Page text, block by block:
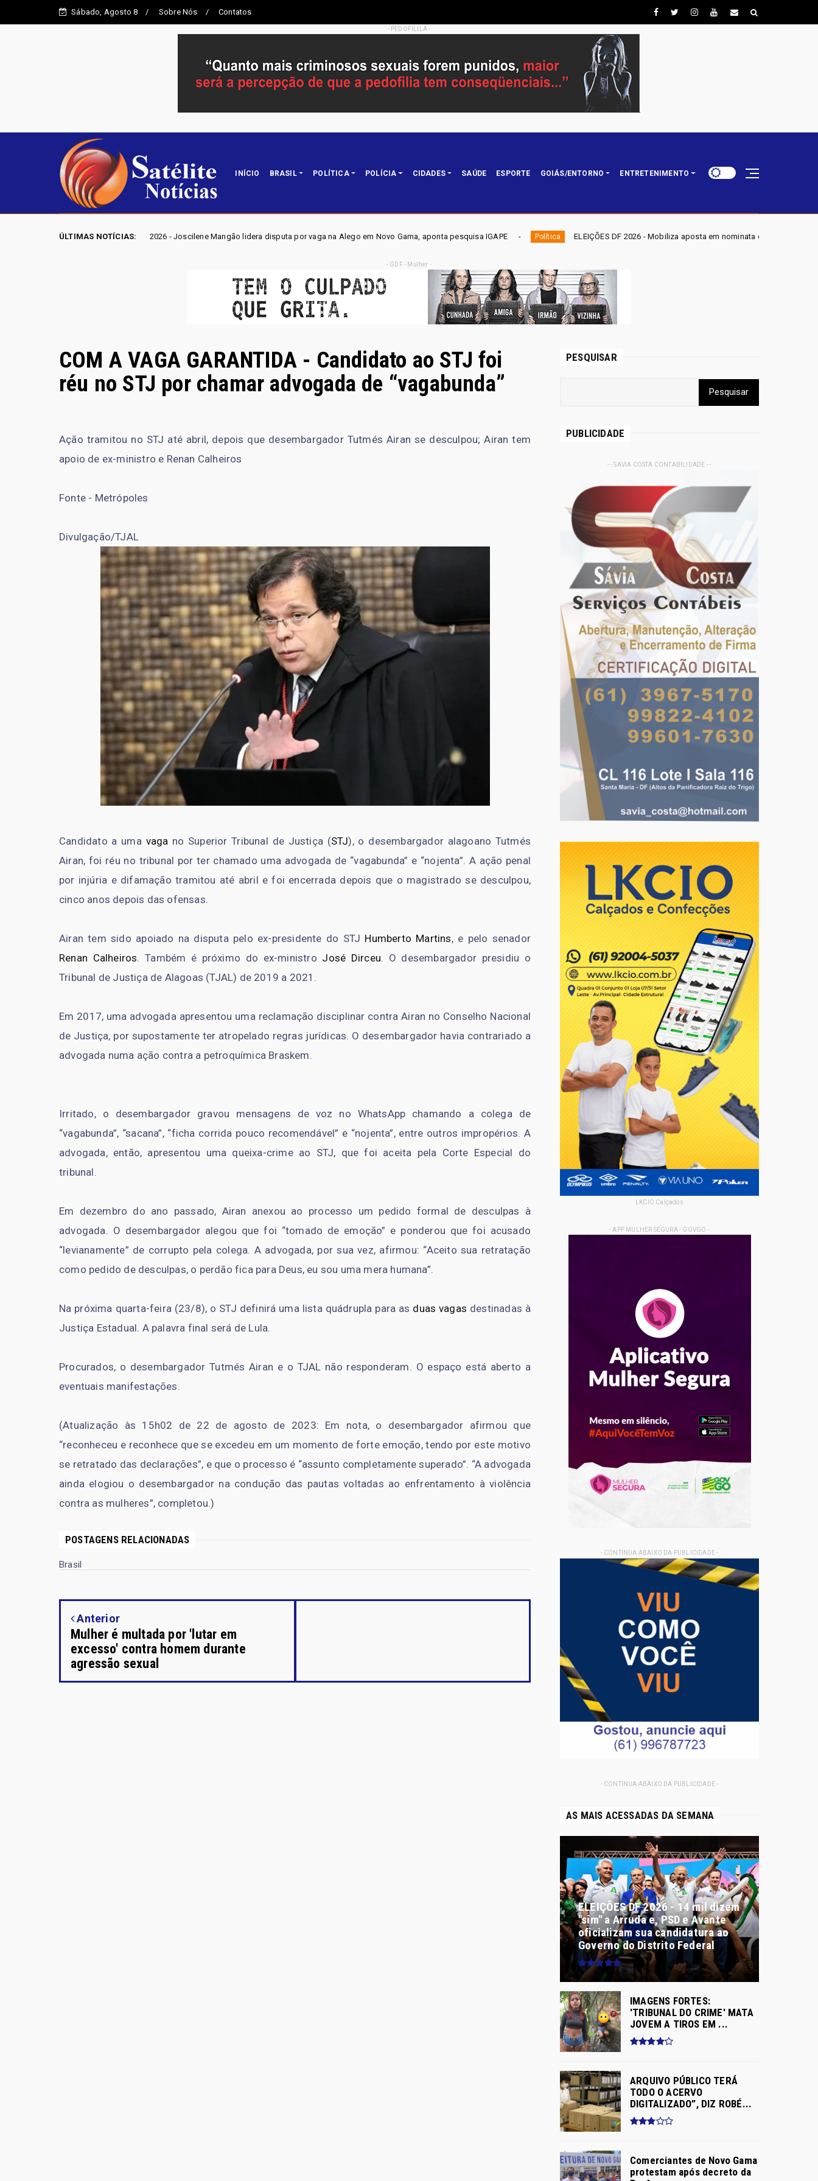
Sábado, Agosto 8 Sobre Nós Contatos
- PEDOFILILA -
INÍCIO BRASIL POLÍTICA POLÍCIA CIDADES SAÚDE ESPORTE GOIÁS/ENTORNO ENTRETENIMENTO
ÚLTIMAS NOTÍCIAS:
ELEIÇÕES GO 2026 - Joscilene Mangão lidera disputa por vaga na Alego em Novo Gama, aponta pesquisa IGAPE Política ELEIÇÕES DF 2026 - Mobiliza aposta em nominata completa e mira eleger três deputados
- GDF - Mulher -
COM A VAGA GARANTIDA - Candidato ao STJ foi
réu no STJ por chamar advogada de “vagabunda”
Ação tramitou no STJ até abril, depois que desembargador Tutmés Airan se desculpou; Airan tem
apoio de ex-ministro e Renan Calheiros
Fonte - Metrópoles
Divulgação/TJAL
Candidato a uma vaga no Superior Tribunal de Justiça (STJ), o desembargador alagoano Tutmés
Airan, foi réu no tribunal por ter chamado uma advogada de “vagabunda” e “nojenta”. A ação penal
por injúria e difamação tramitou até abril e foi encerrada depois que o magistrado se desculpou,
cinco anos depois das ofensas.
Airan tem sido apoiado na disputa pelo ex-presidente do STJ Humberto Martins, e pelo senador
Renan Calheiros. Também é próximo do ex-ministro José Dirceu. O desembargador presidiu o
Tribunal de Justiça de Alagoas (TJAL) de 2019 a 2021.
Em 2017, uma advogada apresentou uma reclamação disciplinar contra Airan no Conselho Nacional
de Justiça, por supostamente ter atropelado regras jurídicas. O desembargador havia contrariado a
advogada numa ação contra a petroquímica Braskem.
Irritado, o desembargador gravou mensagens de voz no WhatsApp chamando a colega de
“vagabunda”, “sacana”, “ficha corrida pouco recomendável” e “nojenta”, entre outros impropérios. A
advogada, então, apresentou uma queixa-crime ao STJ, que foi aceita pela Corte Especial do
tribunal.
Em dezembro do ano passado, Airan anexou ao processo um pedido formal de desculpas à
advogada. O desembargador alegou que foi “tomado de emoção” e ponderou que foi acusado
“levianamente” de corrupto pela colega. A advogada, por sua vez, afirmou: “Aceito sua retratação
como pedido de desculpas, o perdão fica para Deus, eu sou uma mera humana”.
Na próxima quarta-feira (23/8), o STJ definirá uma lista quádrupla para as duas vagas destinadas à
Justiça Estadual. A palavra final será de Lula.
Procurados, o desembargador Tutmés Airan e o TJAL não responderam. O espaço está aberto a
eventuais manifestações.
(Atualização às 15h02 de 22 de agosto de 2023: Em nota, o desembargador afirmou que
“reconheceu e reconhece que se excedeu em um momento de forte emoção, tendo por este motivo
se retratado das declarações”, e que o processo é “assunto completamente superado”. “A advogada
ainda elogiou o desembargador na condução das pautas voltadas ao enfrentamento à violência
contra as mulheres”, completou.)
POSTAGENS RELACIONADAS
Brasil
Anterior
Mulher é multada por 'lutar em
excesso' contra homem durante
agressão sexual
PESQUISAR
PUBLICIDADE
- - SAVIA COSTA CONTABILIDADE - -
LKCIO Calçados
- APP MULHER SEGURA - GOVGO -
- CONTINUA ABAIXO DA PUBLICIDADE -
- CONTINUA ABAIXO DA PUBLICIDADE -
AS MAIS ACESSADAS DA SEMANA
ELEIÇÕES DF 2026 - 14 mil dizem
"sim" a Arruda e, PSD e Avante
oficializam sua candidatura ao
Governo do Distrito Federal
IMAGENS FORTES:
'TRIBUNAL DO CRIME' MATA
JOVEM A TIROS EM ...
ARQUIVO PÚBLICO TERÁ
TODO O ACERVO
DIGITALIZADO”, DIZ ROBÉ...
Comerciantes de Novo Gama
protestam após decreto da